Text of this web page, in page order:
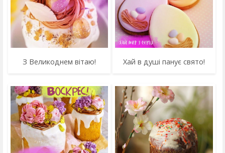
З Великоднем вітаю! Хай в душі панує свято!